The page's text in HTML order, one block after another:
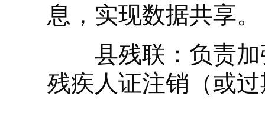
息，实现数据共享。
县残联：负责加
残疾人证注销（或